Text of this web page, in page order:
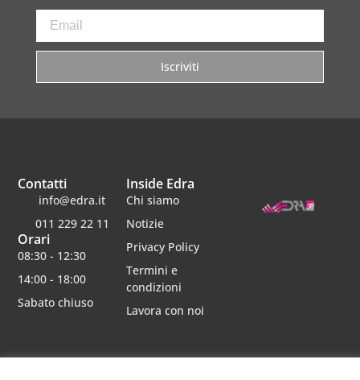
Iscriviti
Inside Edra
Chi siamo
Notizie
Privacy Policy
Termini e
condizioni
Lavora con noi
Contatti
info@edra.it
011 229 22 11
Orari
08:30 - 12:30
14:00 - 18:00
Sabato chiuso